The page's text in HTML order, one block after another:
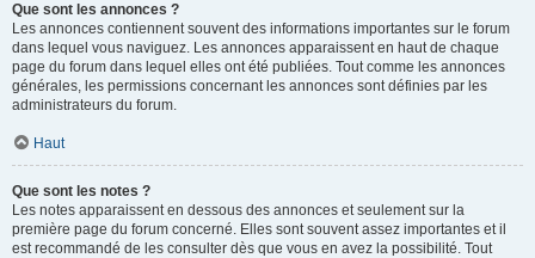
Que sont les annonces ?
Les annonces contiennent souvent des informations importantes sur le forum
dans lequel vous naviguez. Les annonces apparaissent en haut de chaque
page du forum dans lequel elles ont été publiées. Tout comme les annonces
générales, les permissions concernant les annonces sont définies par les
administrateurs du forum.
Haut
Que sont les notes ?
Les notes apparaissent en dessous des annonces et seulement sur la
première page du forum concerné. Elles sont souvent assez importantes et il
est recommandé de les consulter dès que vous en avez la possibilité. Tout